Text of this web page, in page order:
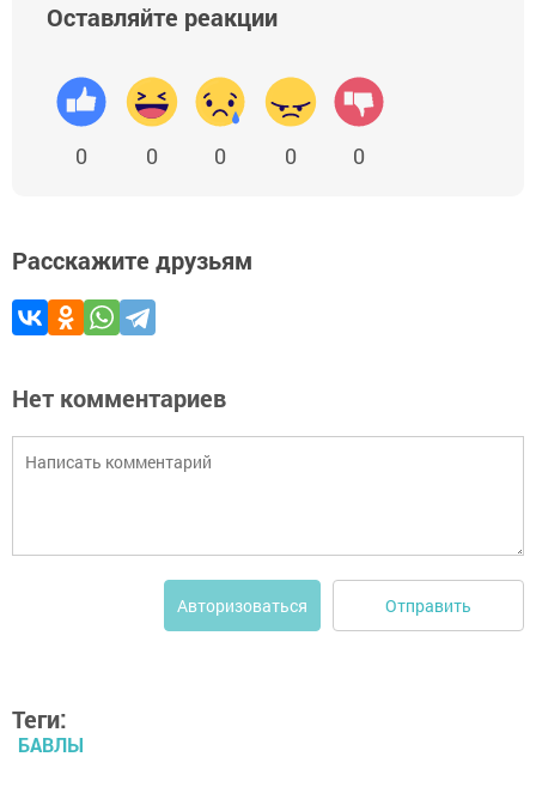
Оставляйте реакции
0 0 0 0 0
Расскажите друзьям
Нет комментариев
Авторизоваться Отправить
Теги:
БАВЛЫ